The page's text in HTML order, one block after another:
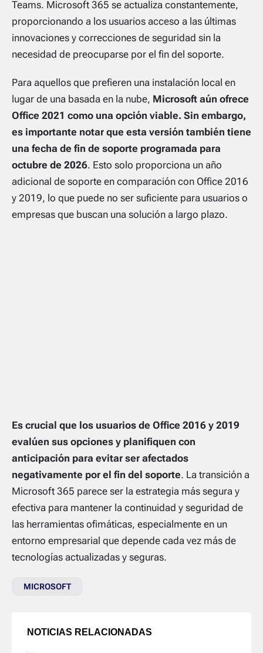
Teams. Microsoft 365 se actualiza constantemente,
proporcionando a los usuarios acceso a las últimas
innovaciones y correcciones de seguridad sin la
necesidad de preocuparse por el fin del soporte.
Para aquellos que prefieren una instalación local en
lugar de una basada en la nube, Microsoft aún ofrece
Office 2021 como una opción viable. Sin embargo,
es importante notar que esta versión también tiene
una fecha de fin de soporte programada para
octubre de 2026. Esto solo proporciona un año
adicional de soporte en comparación con Office 2016
y 2019, lo que puede no ser suficiente para usuarios o
empresas que buscan una solución a largo plazo.
Es crucial que los usuarios de Office 2016 y 2019
evalúen sus opciones y planifiquen con
anticipación para evitar ser afectados
negativamente por el fin del soporte. La transición a
Microsoft 365 parece ser la estrategia más segura y
efectiva para mantener la continuidad y seguridad de
las herramientas ofimáticas, especialmente en un
entorno empresarial que depende cada vez más de
tecnologías actualizadas y seguras.
MICROSOFT
NOTICIAS RELACIONADAS